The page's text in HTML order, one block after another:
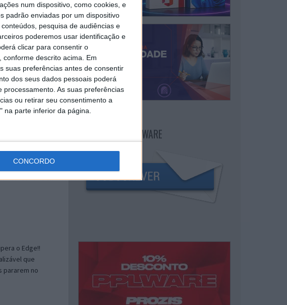
num dispositivo, como cookies, e
padrão enviadas por um dispositivo
pesquisa de audiências e
poderemos usar identificação e
clicar para consentir o
descrito acima. Em
suas preferências antes de consentir
dos seus dados pessoais poderá
As suas preferências
ou retirar seu consentimento a
parte inferior da página.
CONCORDO
o Edge!!
que
pararem no
NEWSLETTER PPLWARE